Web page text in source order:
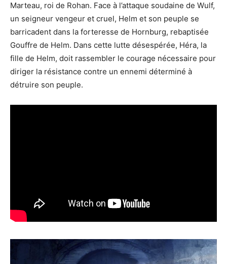
Marteau, roi de Rohan. Face à l’attaque soudaine de Wulf,
un seigneur vengeur et cruel, Helm et son peuple se
barricadent dans la forteresse de Hornburg, rebaptisée
Gouffre de Helm. Dans cette lutte désespérée, Héra, la
fille de Helm, doit rassembler le courage nécessaire pour
diriger la résistance contre un ennemi déterminé à
détruire son peuple.